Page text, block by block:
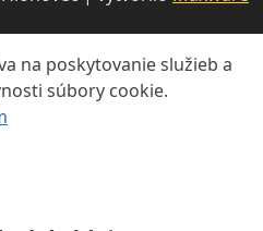
na poskytovanie služieb a
súbory cookie.